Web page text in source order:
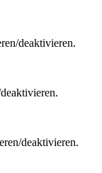
deaktivieren.
deaktivieren.